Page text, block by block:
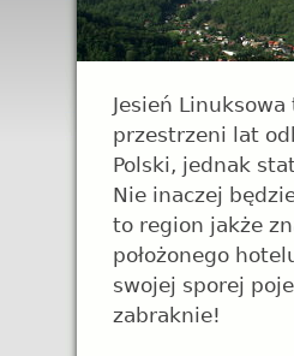
Jesień
przestrzeni lat
Polski, jednak
Nie inaczej
to region jakże
położonego
swojej sporej
zabraknie!